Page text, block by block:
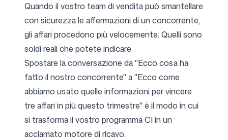
Quando il vostro team di vendita può smantellare
con sicurezza le affermazioni di un concorrente,
gli affari procedono più velocemente. Quelli sono
soldi reali che potete indicare.
Spostare la conversazione da "Ecco cosa ha
fatto il nostro concorrente" a "Ecco come
abbiamo usato quelle informazioni per vincere
tre affari in più questo trimestre" è il modo in cui
si trasforma il vostro programma CI in un
acclamato motore di ricavo.